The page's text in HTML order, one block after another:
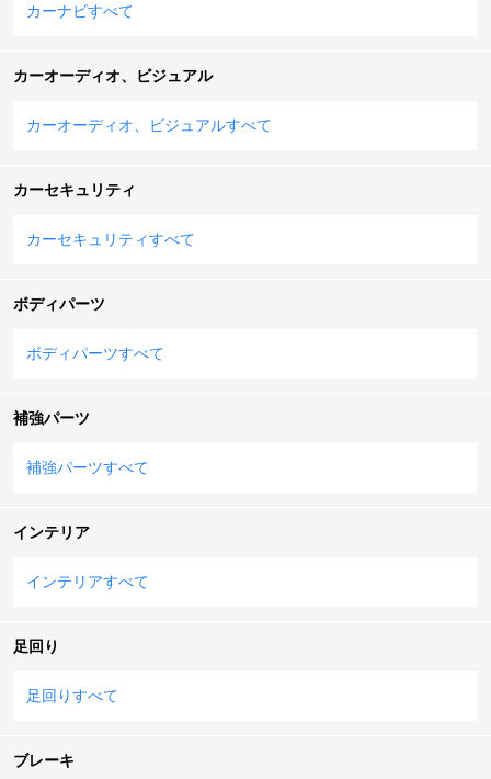
カーナビすべて
カーオーディオ、ビジュアル
カーオーディオ、ビジュアルすべて
カーセキュリティ
カーセキュリティすべて
ボディパーツ
ボディパーツすべて
補強パーツ
補強パーツすべて
インテリア
インテリアすべて
足回り
足回りすべて
ブレーキ